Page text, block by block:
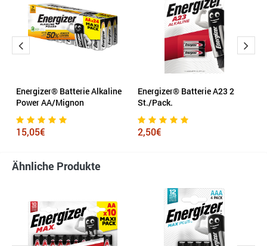
Energizer® Batterie Alkaline
Power AA/Mignon
15,05€
Energizer® Batterie A23 2
St./Pack.
2,50€
Ähnliche Produkte